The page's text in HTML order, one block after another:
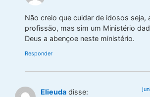
Não creio que cuidar de idosos seja,
profissão, mas sim um Ministério
Deus a abençoe neste ministério.
Responder
Elieuda disse: